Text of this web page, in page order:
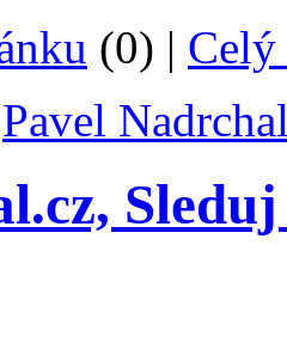
(0) | Celý
Pavel
Sleduj